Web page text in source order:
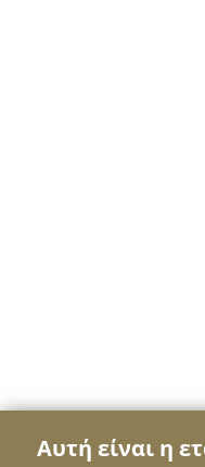
Αυτή είναι η